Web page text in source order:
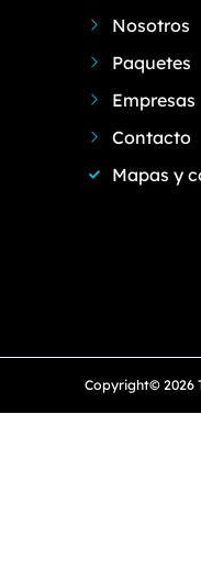
Nosotros
Paquetes
Empresas
Contacto
Mapas y
Copyright© 2026